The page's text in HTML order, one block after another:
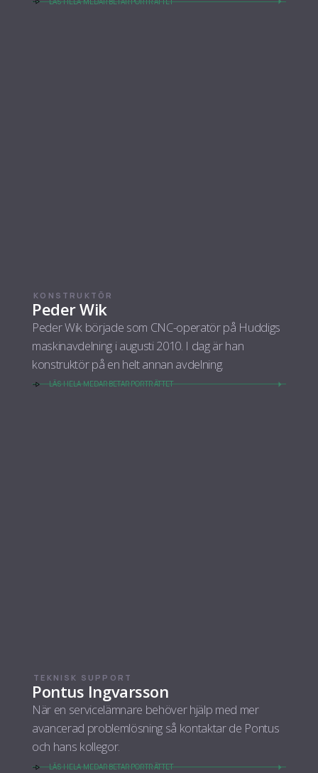
KONSTRUKTÖR
Peder Wik
Peder Wik började som CNC-operatör på Huddigs
maskinavdelning i augusti 2010. I dag är han
konstruktör på en helt annan avdelning.
LÄS HELA MEDARBETARPORTRÄTTET
TEKNISK SUPPORT
Pontus Ingvarsson
När en servicelämnare behöver hjälp med mer
avancerad problemlösning så kontaktar de Pontus
och hans kollegor.
LÄS HELA MEDARBETARPORTRÄTTET